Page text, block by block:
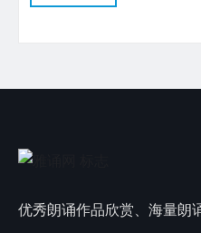
优秀朗诵作品欣赏、海量朗